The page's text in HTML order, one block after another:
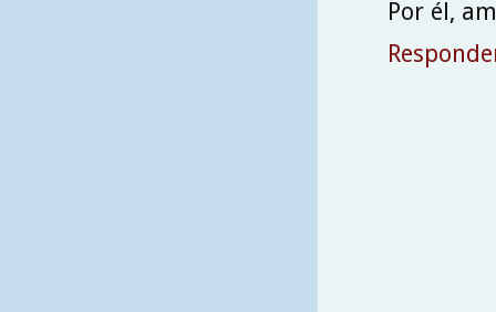
Por él,